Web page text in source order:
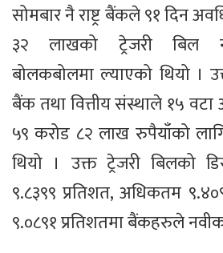
सोमबार नै राष्ट्र बैंकले ९१ दिन
३२ लाखको ट्रेजरी बिल
बोलकबोलमा ल्याएको थियो ।
बैंक तथा वित्तीय संस्थाले १५
५९ करोड ८२ लाख रुपैयाँको
थियो । उक्त ट्रेजरी बिलको
९.८३९९ प्रतिशत, अधिकतम
९.०८९१ प्रतिशतमा बैंकहरुले